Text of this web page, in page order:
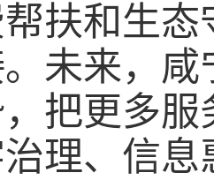
扶和生
未来，
把更多
理、信